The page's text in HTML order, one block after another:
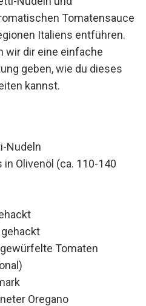
Besonderes bleiben.
...
Tomatensauce
Italiens entführen.
wir dir eine einfache
geben, wie du dieses
kannst.
Nudeln
Olivenöl (ca. 110-140
Tomaten
Oregano